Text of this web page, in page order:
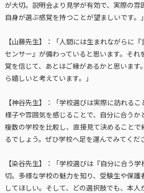
が大切。説明会より見学が有効で、実際の雰
自身が選ぶ感覚を持つことが望ましいです。」
【山藤先生】：「人間には生まれながらに
センサー』が備わっていると思います。それ
覚を信じて、あとはご縁があるかと思います
ら嬉しいと考えています。」
【神谷先生】：「学校選びは実際に訪れる
様子や雰囲気を感じることで、自分に合うか
複数の学校を比較し、直接見て決めることで
るでしょう。ぜひ学校へ足を運んでみてくだ
【染谷先生】：「学校選びは『自分に合う
切。多様な学校の魅力を知り、受験生や保護
してほしい。そして、どの選択肢でも、本